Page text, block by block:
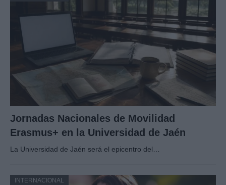
Jornadas Nacionales de Movilidad
Erasmus+ en la Universidad de Jaén
La Universidad de Jaén será el epicentro del…
INTERNACIONAL